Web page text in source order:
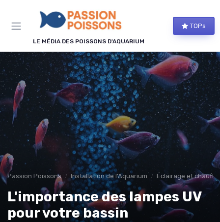
LE MÉDIA DES POISSONS D'AQUARIUM
TOPs
Passion Poissons Installation de l'Aquarium Éclairage et
L'importance des lampes UV
pour votre bassin